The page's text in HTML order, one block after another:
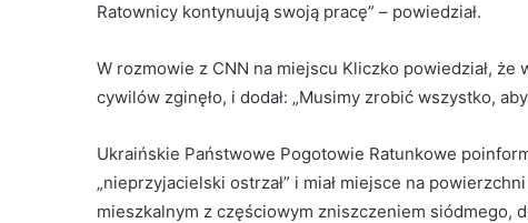
Ratownicy kontynuują swoją pracę” – powiedział.
W rozmowie z CNN na miejscu Kliczko powiedział, że
cywilów zginęło, i dodał: „Musimy zrobić wszystko,
Ukraińskie Państwowe Pogotowie Ratunkowe
„nieprzyjacielski ostrzał” i miał miejsce na
mieszkalnym z częściowym zniszczeniem siódmego,